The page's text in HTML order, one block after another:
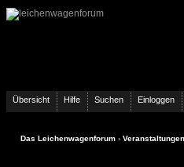
Übersicht Hilfe Suchen Einloggen
Das Leichenwagenforum›